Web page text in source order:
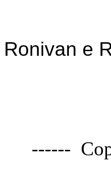
Ronivan e
------